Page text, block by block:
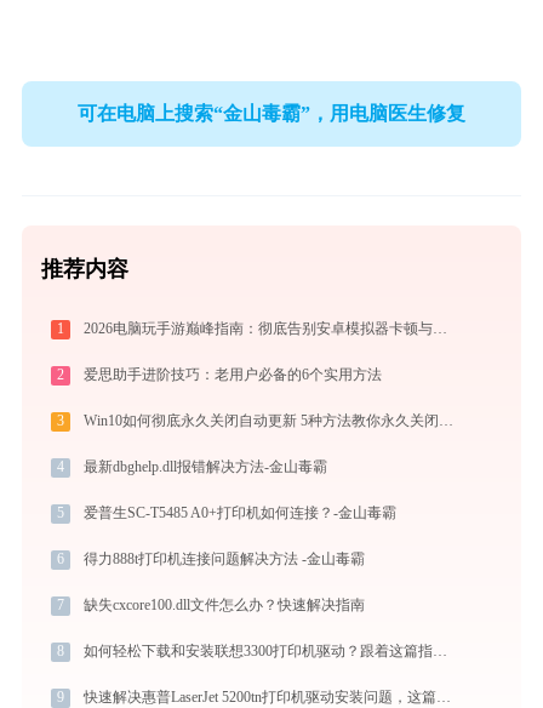
可在电脑上搜索“金山毒霸”，用电脑医生修复
推荐内容
1 2026电脑玩手游巅峰指南：彻底告别安卓模拟器卡顿与捆绑，体验官方原生多端互通
2 爱思助手进阶技巧：老用户必备的6个实用方法
3 Win10如何彻底永久关闭自动更新 5种方法教你永久关闭win10自动更新
4 最新dbghelp.dll报错解决方法-金山毒霸
5 爱普生SC-T5485 A0+打印机如何连接？-金山毒霸
6 得力888t打印机连接问题解决方法 -金山毒霸
7 缺失cxcore100.dll文件怎么办？快速解决指南
8 如何轻松下载和安装联想3300打印机驱动？跟着这篇指南走
9 快速解决惠普LaserJet 5200tn打印机驱动安装问题，这篇文章告诉你方法